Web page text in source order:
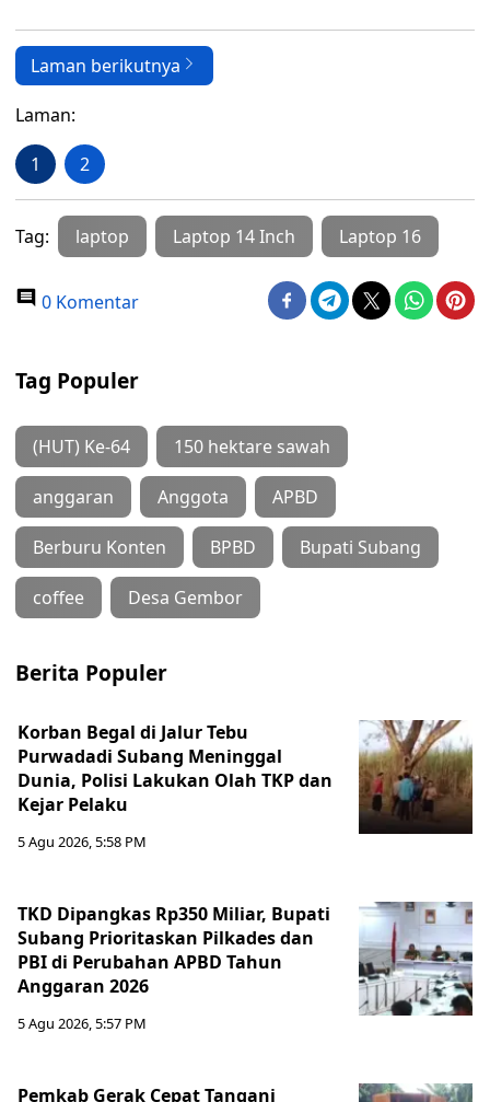
Laman berikutnya
Laman:
1 2
Tag: laptop Laptop 14 Inch Laptop 16
0 Komentar
Tag Populer
(HUT) Ke-64 150 hektare sawah
anggaran Anggota APBD
Berburu Konten BPBD Bupati Subang
coffee Desa Gembor
Berita Populer
Korban Begal di Jalur Tebu
Purwadadi Subang Meninggal
Dunia, Polisi Lakukan Olah TKP dan
Kejar Pelaku
5 Agu 2026, 5:58 PM
TKD Dipangkas Rp350 Miliar, Bupati
Subang Prioritaskan Pilkades dan
PBI di Perubahan APBD Tahun
Anggaran 2026
5 Agu 2026, 5:57 PM
Pemkab Gerak Cepat Tangani